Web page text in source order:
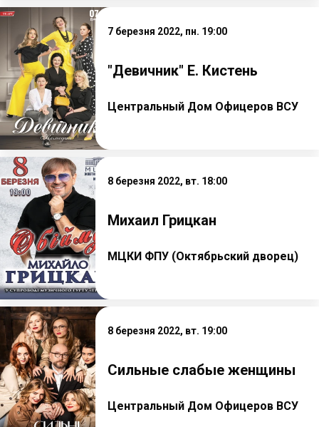
7 березня 2022, пн. 19:00
"Девичник" Е. Кистень
Центральный Дом Офицеров ВСУ
8 березня 2022, вт. 18:00
Михаил Грицкан
МЦКИ ФПУ (Октябрьский дворец)
8 березня 2022, вт. 19:00
Сильные слабые женщины
Центральный Дом Офицеров ВСУ